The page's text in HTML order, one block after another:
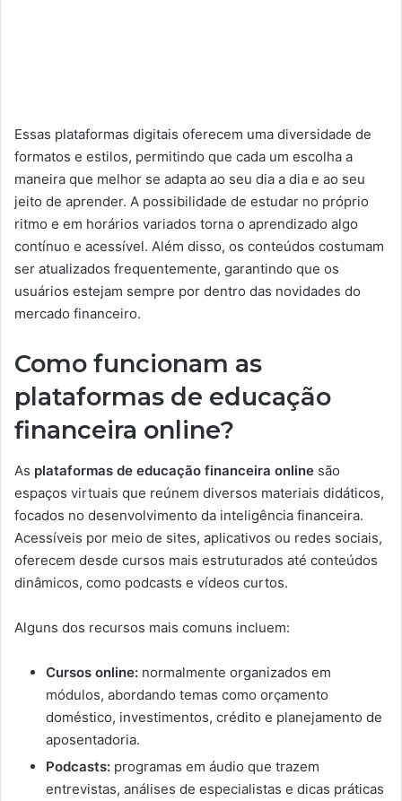
Essas plataformas digitais oferecem uma diversidade de
formatos e estilos, permitindo que cada um escolha a
maneira que melhor se adapta ao seu dia a dia e ao seu
jeito de aprender. A possibilidade de estudar no próprio
ritmo e em horários variados torna o aprendizado algo
contínuo e acessível. Além disso, os conteúdos costumam
ser atualizados frequentemente, garantindo que os
usuários estejam sempre por dentro das novidades do
mercado financeiro.
Como funcionam as
plataformas de educação
financeira online?
As plataformas de educação financeira online são
espaços virtuais que reúnem diversos materiais didáticos,
focados no desenvolvimento da inteligência financeira.
Acessíveis por meio de sites, aplicativos ou redes sociais,
oferecem desde cursos mais estruturados até conteúdos
dinâmicos, como podcasts e vídeos curtos.
Alguns dos recursos mais comuns incluem:
Cursos online: normalmente organizados em
módulos, abordando temas como orçamento
doméstico, investimentos, crédito e planejamento de
aposentadoria.
Podcasts: programas em áudio que trazem
entrevistas, análises de especialistas e dicas práticas